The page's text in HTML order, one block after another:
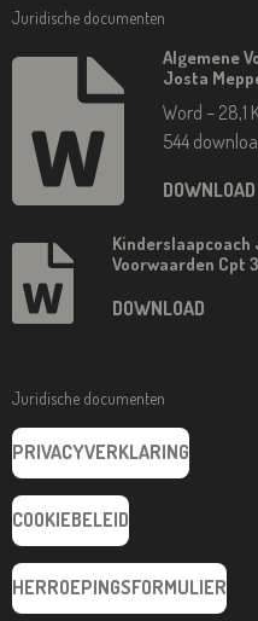
Juridische documenten
Algemene
Josta
Word – 28,1
544
DOWNLOAD
Kinderslaapcoach
Voorwaarden Cpt
DOWNLOAD
Juridische documenten
PRIVACYVERKLARING
COOKIEBELEID
HERROEPINGSFORMULIER